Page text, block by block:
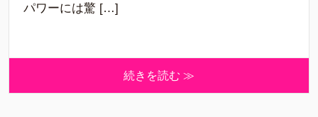
パワーには驚 […]
続きを読む ≫